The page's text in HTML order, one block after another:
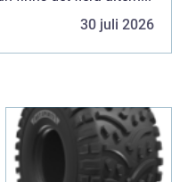
30 juli 2026